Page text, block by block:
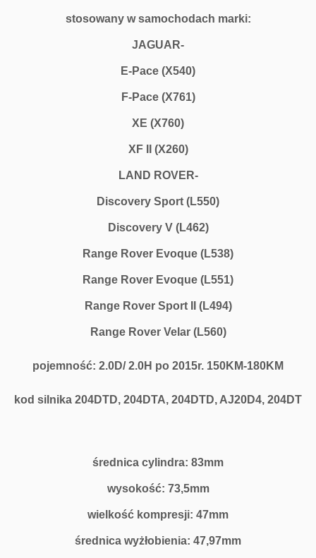
stosowany w samochodach marki:
JAGUAR-
E-Pace (X540)
F-Pace (X761)
XE (X760)
XF II (X260)
LAND ROVER-
Discovery Sport (L550)
Discovery V (L462)
Range Rover Evoque (L538)
Range Rover Evoque (L551)
Range Rover Sport II (L494)
Range Rover Velar (L560)
pojemność: 2.0D/ 2.0H po 2015r. 150KM-180KM
kod silnika 204DTD, 204DTA, 204DTD, AJ20D4, 204DT
średnica cylindra: 83mm
wysokość: 73,5mm
wielkość kompresji: 47mm
średnica wyżłobienia: 47,97mm